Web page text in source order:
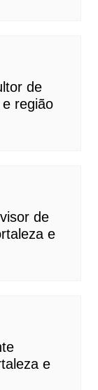
de
região
de
e
e